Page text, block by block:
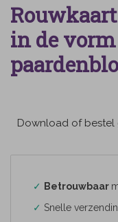
in de
Download of bestel
✓ Betrouwbaar
✓ Snelle